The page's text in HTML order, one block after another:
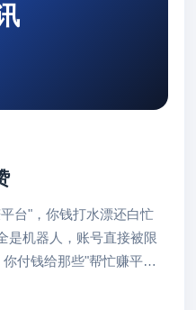
台"，你钱打水漂还白忙
是机器人，账号直接被限
付钱给那些"帮忙赚平